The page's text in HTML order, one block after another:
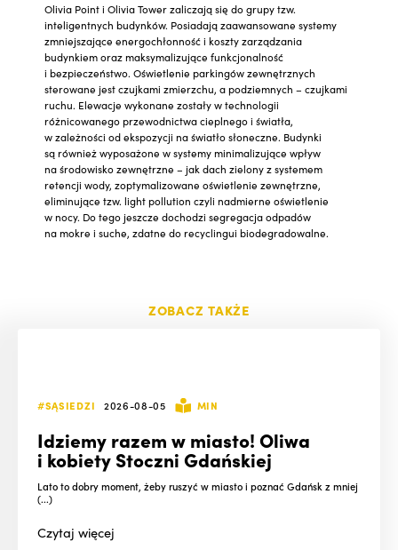
Olivia Point i Olivia Tower zaliczają się do grupy tzw.
inteligentnych budynków. Posiadają zaawansowane systemy
zmniejszające energochłonność i koszty zarządzania
budynkiem oraz maksymalizujące funkcjonalność
i bezpieczeństwo. Oświetlenie parkingów zewnętrznych
sterowane jest czujkami zmierzchu, a podziemnych – czujkami
ruchu. Elewacje wykonane zostały w technologii
różnicowanego przewodnictwa cieplnego i światła,
w zależności od ekspozycji na światło słoneczne. Budynki
są również wyposażone w systemy minimalizujące wpływ
na środowisko zewnętrzne – jak dach zielony z systemem
retencji wody, zoptymalizowane oświetlenie zewnętrzne,
eliminujące tzw. light pollution czyli nadmierne oświetlenie
w nocy. Do tego jeszcze dochodzi segregacja odpadów
na mokre i suche, zdatne do recyclingui biodegradowalne.
ZOBACZ TAKŻE
#SĄSIEDZI 2026-08-05 MIN
Idziemy razem w miasto! Oliwa
i kobiety Stoczni Gdańskiej
Lato to dobry moment, żeby ruszyć w miasto i poznać Gdańsk z mniej
(...)
Czytajwięcej